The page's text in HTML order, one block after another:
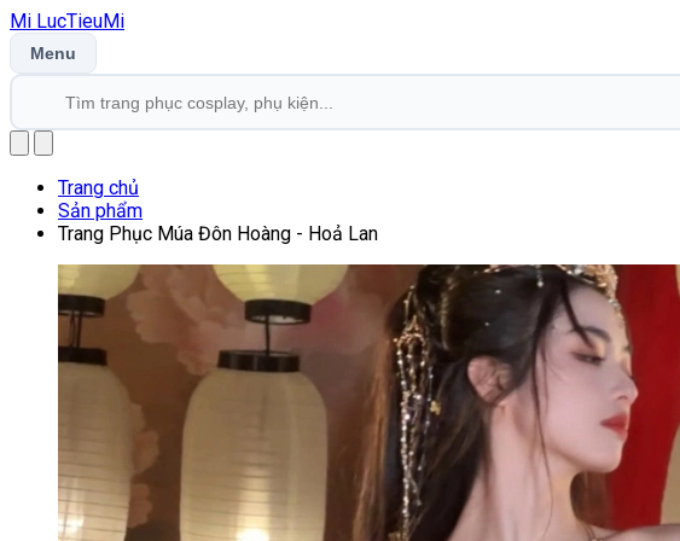
Mi LucTieuMi
Menu
Trang chủ
Sản phẩm
Trang Phục Múa Đôn Hoàng - Hoả Lan